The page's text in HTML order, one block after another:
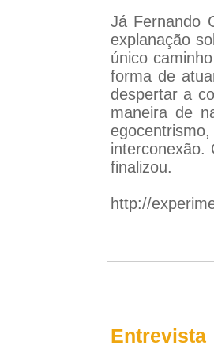
Já Fernando
explanação
único
forma de
despertar a
maneira de
interconexão.
finalizou.
http://
Entrevista